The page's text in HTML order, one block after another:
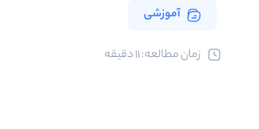
آموزشی
ﺯﻣﺎﻥ ﻣﻄﺎﻟﻌﻪ: 11 دقیقه